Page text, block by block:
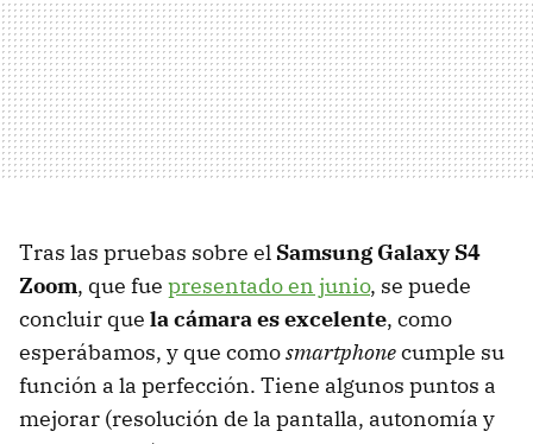
Tras las pruebas sobre el Samsung Galaxy S4
Zoom, que fue presentado en junio, se puede
concluir que la cámara es excelente, como
esperábamos, y que comosmartphonecumple su
función a la perfección. Tiene algunos puntos a
mejorar (resolución de la pantalla, autonomía y